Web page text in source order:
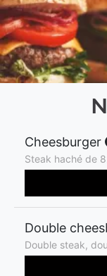
Cheesburger
Steak haché de
Double
Double steak,